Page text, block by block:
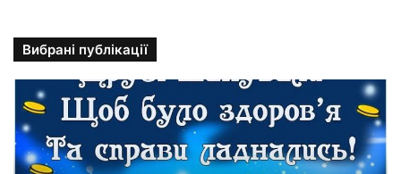
Вибрані публікації
и
к
о